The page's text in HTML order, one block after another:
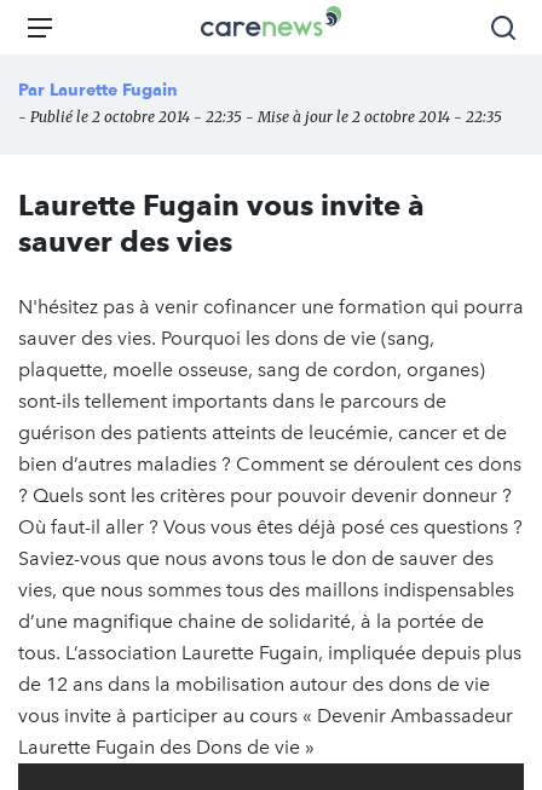
Aller
principal
Carenews,
des
l'engagement
Menu
Par Laurette Fugain
- Publié le 2 octobre 2014 - 22:35 - Mise à jour le 2 octobre 2014 - 22:35
Laurette Fugain vous invite à
sauver des vies
N'hésitez pas à venir cofinancer une formation qui pourra
sauver des vies. Pourquoi les dons de vie (sang,
plaquette, moelle osseuse, sang de cordon, organes)
sont-ils tellement importants dans le parcours de
guérison des patients atteints de leucémie, cancer et de
bien d’autres maladies ? Comment se déroulent ces dons
? Quels sont les critères pour pouvoir devenir donneur ?
Où faut-il aller ? Vous vous êtes déjà posé ces questions ?
Saviez-vous que nous avons tous le don de sauver des
vies, que nous sommes tous des maillons indispensables
d’une magnifique chaine de solidarité, à la portée de
tous. L’association Laurette Fugain, impliquée depuis plus
de 12 ans dans la mobilisation autour des dons de vie
vous invite à participer au cours « Devenir Ambassadeur
Laurette Fugain des Dons de vie »